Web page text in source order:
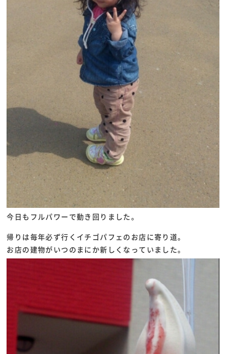
今日もフルパワーで動き回りました。
帰りは毎年必ず行くイチゴパフェのお店に寄り道。
お店の建物がいつのまにか新しくなっていました。